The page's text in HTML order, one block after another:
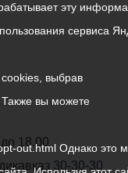
18.00
30-30-30
эту
сервиса
cookies, выбрав
Также вы можете
out.html Однако это